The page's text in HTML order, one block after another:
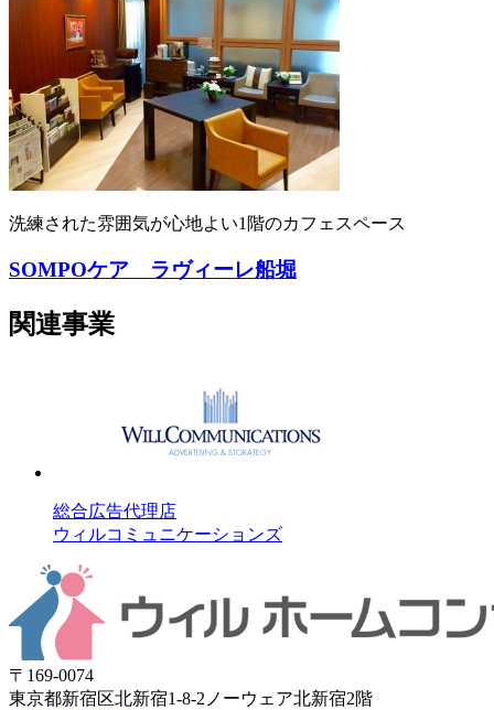
洗練された雰囲気が心地よい1階のカフェスペース
SOMPOケア ラヴィーレ船堀
関連事業
総合広告代理店
ウィルコミュニケーションズ
〒169-0074
東京都新宿区北新宿1-8-2ノーウェア北新宿2階